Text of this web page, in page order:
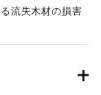
流失木材の損害